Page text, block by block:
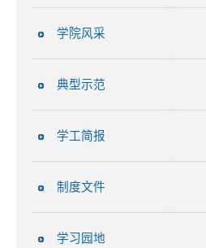
学院风采
典型示范
学工简报
制度文件
学习园地